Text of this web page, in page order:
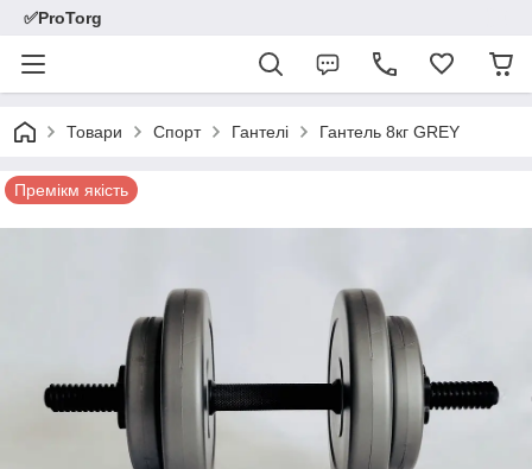
✅ProTorg
Товари Спорт Гантелі Гантель 8кг GREY
Премікм якість